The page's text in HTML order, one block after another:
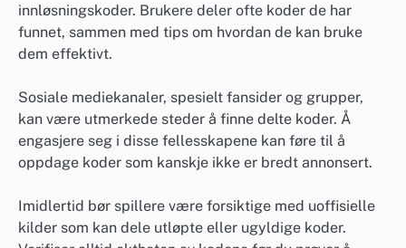
innløsningskoder. Brukere deler ofte koder de har
funnet, sammen med tips om hvordan de kan bruke
dem effektivt.
Sosiale mediekanaler, spesielt fansider og grupper,
kan være utmerkede steder å finne delte koder. Å
engasjere seg i disse fellesskapene kan føre til å
oppdage koder som kanskje ikke er bredt annonsert.
Imidlertid bør spillere være forsiktige med uoffisielle
kilder som kan dele utløpte eller ugyldige koder.